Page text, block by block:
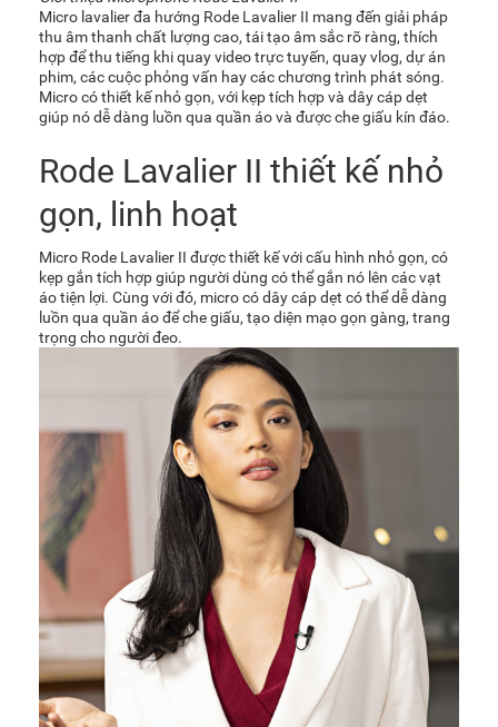
Micro lavalier đa hướng Rode Lavalier II mang đến giải pháp
thu âm thanh chất lượng cao, tái tạo âm sắc rõ ràng, thích
hợp để thu tiếng khi quay video trực tuyến, quay vlog, dự án
phim, các cuộc phỏng vấn hay các chương trình phát sóng.
Micro có thiết kế nhỏ gọn, với kẹp tích hợp và dây cáp dẹt
giúp nó dễ dàng luồn qua quần áo và được che giấu kín đáo.
Rode Lavalier II thiết kế nhỏ
gọn, linh hoạt
Micro Rode Lavalier II được thiết kế với cấu hình nhỏ gọn, có
kẹp gắn tích hợp giúp người dùng có thể gắn nó lên các vạt
áo tiện lợi. Cùng với đó, micro có dây cáp dẹt có thể dễ dàng
luồn qua quần áo để che giấu, tạo diện mạo gọn gàng, trang
trọng cho người đeo.